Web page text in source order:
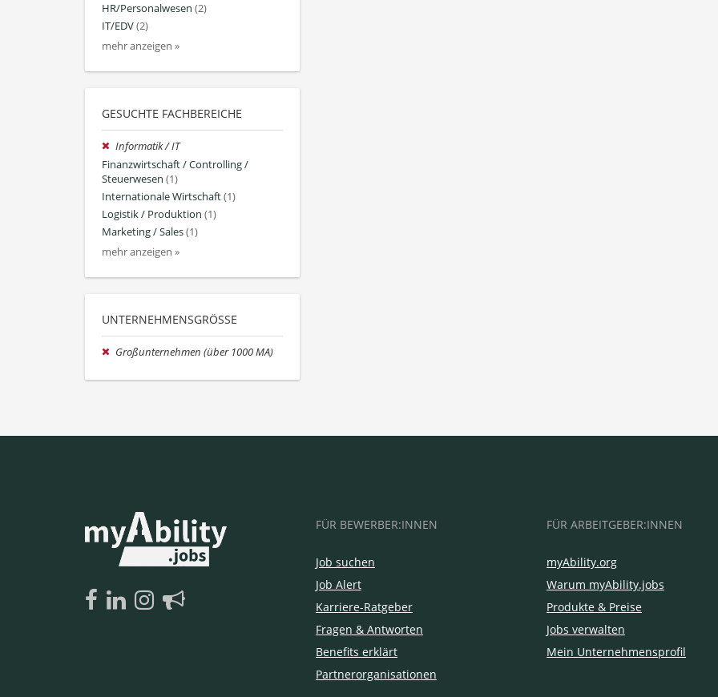
HR/Personalwesen (2)
IT/EDV(2)
mehr anzeigen »
GESUCHTE FACHBEREICHE
Informatik / IT
Finanzwirtschaft / Controlling /
Steuerwesen (1)
Internationale Wirtschaft(1)
Logistik / Produktion (1)
Marketing / Sales(1)
mehr anzeigen »
UNTERNEHMENSGRÖSSE
Großunternehmen (über 1000 MA)
FÜR BEWERBER:INNEN
Job suchen
Job Alert
Karriere-Ratgeber
Fragen & Antworten
Benefits erklärt
Partnerorganisationen
FÜR ARBEITGEBER:INNEN
myAbility.org
Warum myAbility.jobs
Produkte & Preise
Jobs verwalten
Mein Unternehmensprofil